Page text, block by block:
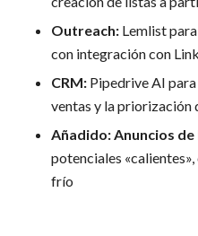
Outreach:Lemlist para
con integración con
CRM:Pipedrive AI para
ventas y la priorización
Añadido:Anuncios de
potenciales
frío